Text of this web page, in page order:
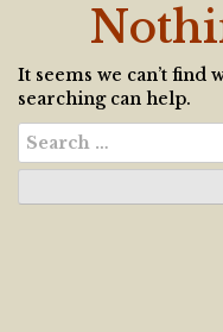
It seems we can’t find
searching can help.
Search
for: